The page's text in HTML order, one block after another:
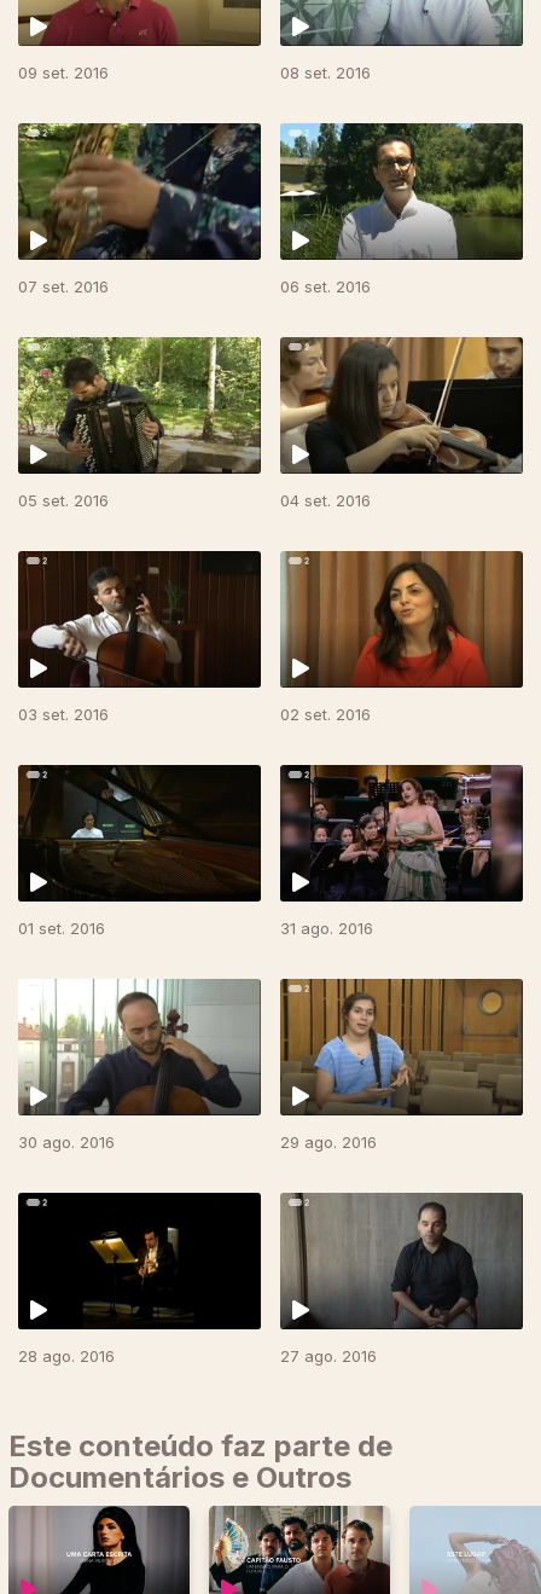
09 set. 2016 08 set. 2016
07 set. 2016 06 set. 2016
05 set. 2016 04 set. 2016
03 set. 2016 02 set. 2016
249144
01 set. 2016 31 ago. 2016
30 ago. 2016 29 ago. 2016
28 ago. 2016 27 ago. 2016
249136
Este conteúdo faz parte de
Documentários e Outros